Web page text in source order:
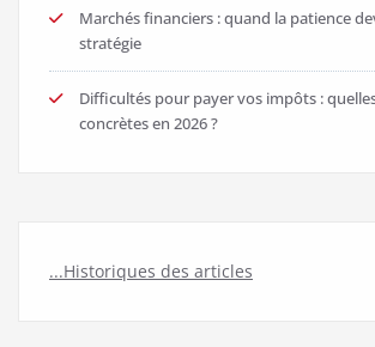
Marchés financiers : quand la patience
stratégie
Difficultés pour payer vos impôts :
concrètes en 2026 ?
...Historiques des articles